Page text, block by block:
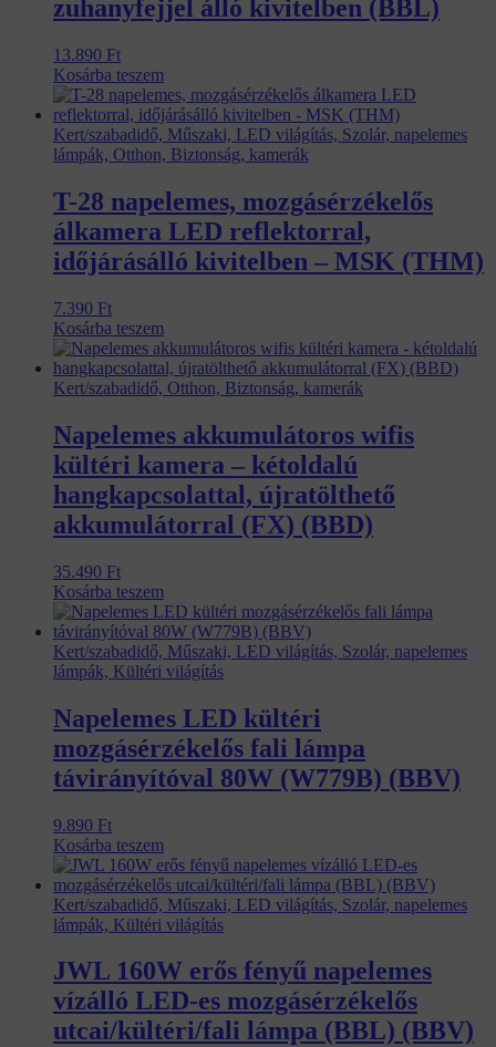
zuhanyfejjel álló kivitelben (BBL)
13.890 Ft
Kosárba teszem
Kert/szabadidő, Műszaki, LED világítás, Szolár, napelemes
lámpák, Otthon, Biztonság, kamerák
T-28 napelemes, mozgásérzékelős
álkamera LED reflektorral,
időjárásálló kivitelben – MSK (THM)
7.390 Ft
Kosárba teszem
Kert/szabadidő, Otthon, Biztonság, kamerák
Napelemes akkumulátoros wifis
kültéri kamera – kétoldalú
hangkapcsolattal, újratölthető
akkumulátorral (FX) (BBD)
35.490 Ft
Kosárba teszem
Kert/szabadidő, Műszaki, LED világítás, Szolár, napelemes
lámpák, Kültéri világítás
Napelemes LED kültéri
mozgásérzékelős fali lámpa
távirányítóval 80W (W779B) (BBV)
9.890 Ft
Kosárba teszem
Kert/szabadidő, Műszaki, LED világítás, Szolár, napelemes
lámpák, Kültéri világítás
JWL 160W erős fényű napelemes
vízálló LED-es mozgásérzékelős
utcai/kültéri/fali lámpa (BBL) (BBV)